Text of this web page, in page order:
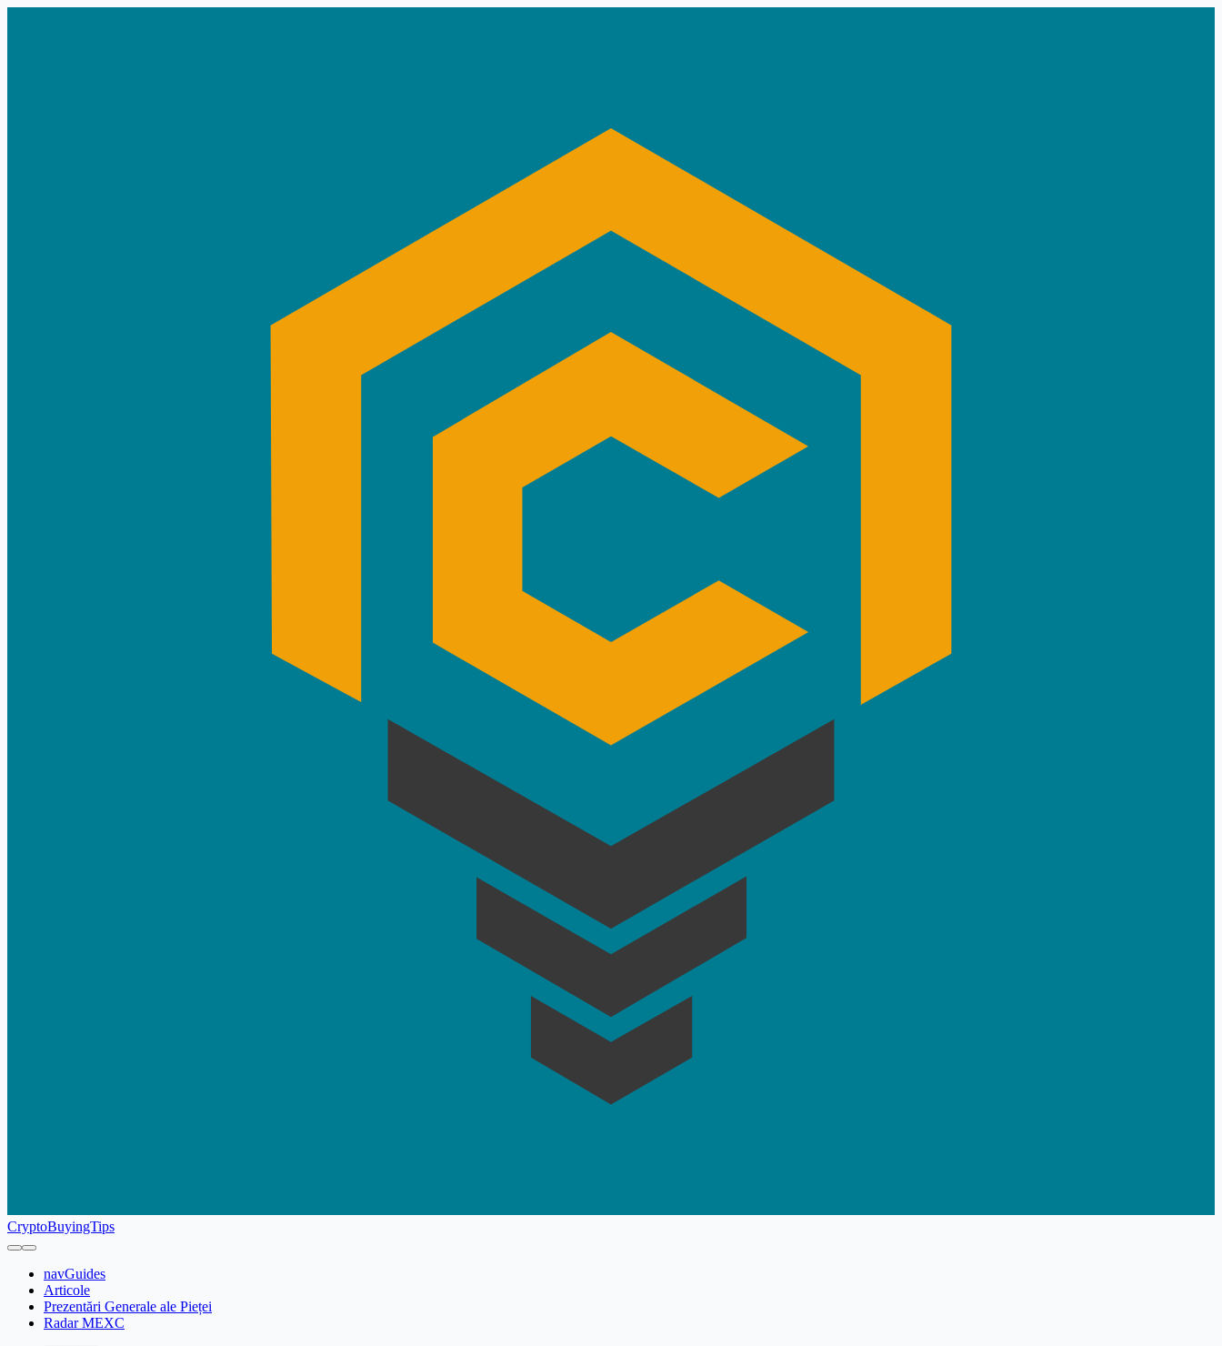
CryptoBuyingTips
navGuides
Articole
Prezentări Generale ale Pieței
Radar MEXC